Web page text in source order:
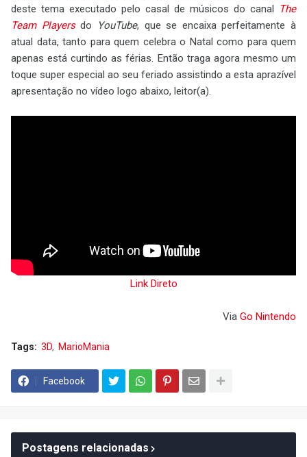
deste tema executado pelo casal de músicos do canal
The
Team Playersdo YouTube, que se encaixa perfeitamente à
atual data, tanto para quem celebra o Natal como para quem
apenas está curtindo as férias. Então traga agora mesmo um
toque super especial ao seu feriado assistindo a esta aprazível
apresentação no vídeo logo abaixo, leitor(a).
Link Direto
Via Go Nintendo
Tags: 3D MarioMania
Facebook
Postagens relacionadas